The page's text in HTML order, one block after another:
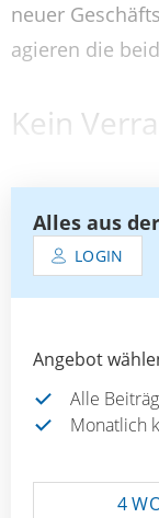
neuer
agieren die
Kein
Alles aus
LOGIN
Angebot
Alle
Monatlich
4